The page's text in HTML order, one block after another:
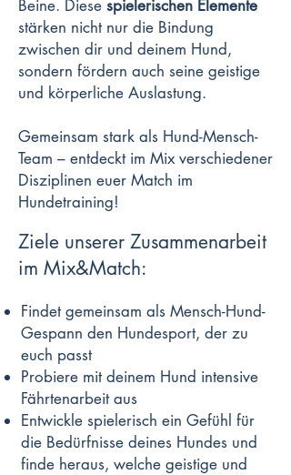
Beine. Diese spielerischen Elemente
stärken nicht nur die Bindung
zwischen dir und deinem Hund,
sondern fördern auch seine geistige
und körperliche Auslastung.
Gemeinsam stark als Hund-Mensch-
Team – entdeckt im Mix verschiedener
Disziplinen euer Match im
Hundetraining!
Ziele unserer Zusammenarbeit
im Mix&Match:
Findet gemeinsam als Mensch-Hund-
Gespann den Hundesport, der zu
euch passt
Probiere mit deinem Hund intensive
Fährtenarbeit aus
Entwickle spielerisch ein Gefühl für
die Bedürfnisse deines Hundes und
finde heraus, welche geistige und